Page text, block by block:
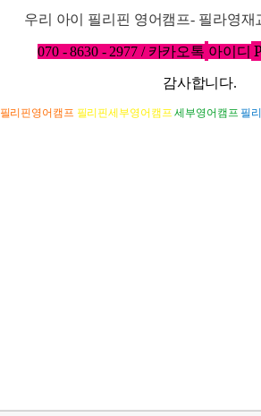
우리 아이 필리핀 영어캠프- 필라영재
070 - 8630 - 2977 / 카카오톡 아이디
감사합니다.
필리핀영어캠프 필리핀세부영어캠프 세부영어캠프 필